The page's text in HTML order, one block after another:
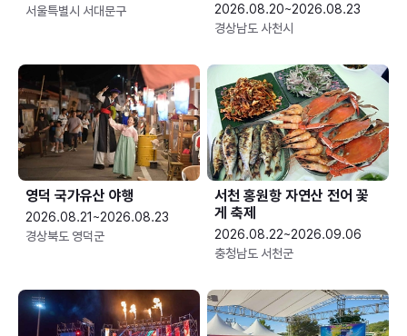
서울특별시 서대문구
2026.08.20~2026.08.23
경상남도 사천시
영덕 국가유산 야행
2026.08.21~2026.08.23
경상북도 영덕군
서천 홍원항 자연산 전어 꽃
게 축제
2026.08.22~2026.09.06
충청남도 서천군